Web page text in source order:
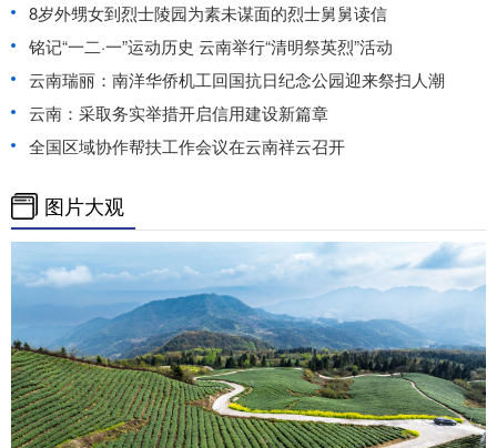
8岁外甥女到烈士陵园为素未谋面的烈士舅舅读信
铭记“一二·一”运动历史 云南举行“清明祭英烈”活动
云南瑞丽：南洋华侨机工回国抗日纪念公园迎来祭扫人潮
云南：采取务实举措开启信用建设新篇章
全国区域协作帮扶工作会议在云南祥云召开
图片大观